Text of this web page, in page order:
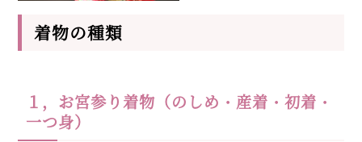
着物の種類
１，お宮参り着物（のしめ・産着・初着・
一つ身）